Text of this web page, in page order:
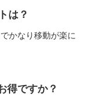
は？
かなり移動が楽に
得ですか？